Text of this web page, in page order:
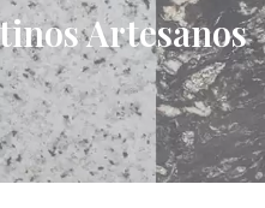
Artesanos